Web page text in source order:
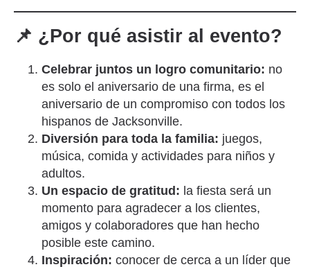
📌 ¿Por qué asistir al evento?
Celebrar juntos un logro comunitario: no
es solo el aniversario de una firma, es el
aniversario de un compromiso con todos los
hispanos de Jacksonville.
Diversión para toda la familia: juegos,
música, comida y actividades para niños y
adultos.
Un espacio de gratitud: la fiesta será un
momento para agradecer a los clientes,
amigos y colaboradores que han hecho
posible este camino.
Inspiración: conocer de cerca a un líder que